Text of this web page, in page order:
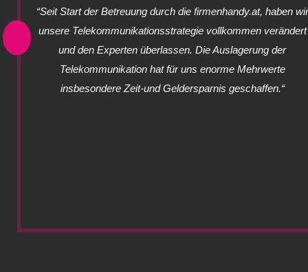
“Seit Start der Betreuung durch die firmenhandy.at, haben wir
unsere Telekommunikationsstrategie vollkommen verändert
und den Experten überlassen. Die Auslagerung der
Telekommunikation hat für uns enorme Mehrwerte
insbesondere Zeit-und Geldersparnis geschaffen.“